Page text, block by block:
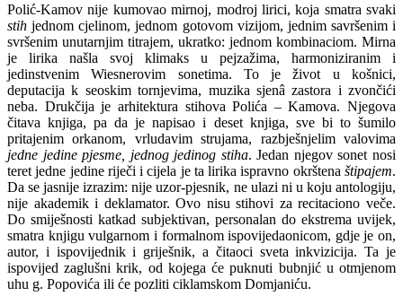
Polić-Kamov nije kumovao mirnoj, modroj lirici, koja smatra svaki
stih jednom cjelinom, jednom gotovom vizijom, jednim savršenim i
svršenim unutarnjim titrajem, ukratko: jednom kombinaciom. Mirna
je lirika našla svoj klimaks u pejzažima, harmoniziranim i
jedinstvenim Wiesnerovim sonetima. To je život u košnici,
deputacija k seoskim tornjevima, muzika sjenâ zastora i zvončići
neba. Drukčija je arhitektura stihova Polića – Kamova. Njegova
čitava knjiga, pa da je napisao i deset knjiga, sve bi to šumilo
pritajenim orkanom, vrludavim strujama, razbješnjelim valovima
jedne jedine pjesme, jednog jedinog stiha. Jedan njegov sonet nosi
teret jedne jedine riječi i cijela je ta lirika ispravno okrštena štipajem.
Da se jasnije izrazim: nije uzor-pjesnik, ne ulazi ni u koju antologiju,
nije akademik i deklamator. Ovo nisu stihovi za recitaciono veče.
Do smiješnosti katkad subjektivan, personalan do ekstrema uvijek,
smatra knjigu vulgarnom i formalnom ispovijedaonicom, gdje je on,
autor, i ispovijednik i griješnik, a čitaoci sveta inkvizicija. Ta je
ispovijed zaglušni krik, od kojega će puknuti bubnjić u otmjenom
uhu g. Popovića ili će pozliti ciklamskom Domjaniću.